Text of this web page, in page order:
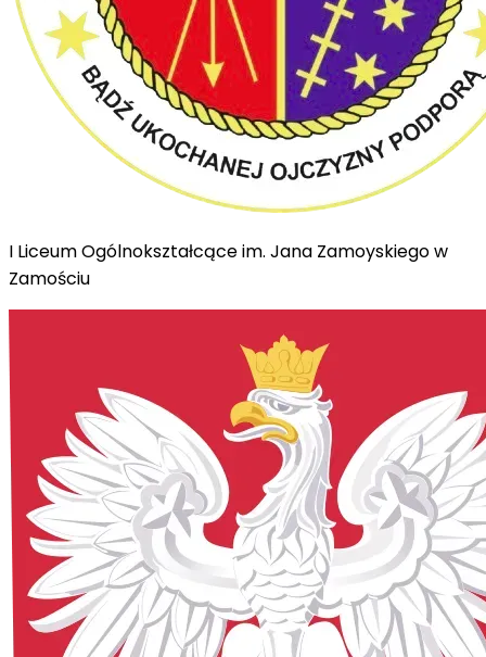
I Liceum Ogólnokształcące im. Jana Zamoyskiego w
Zamościu